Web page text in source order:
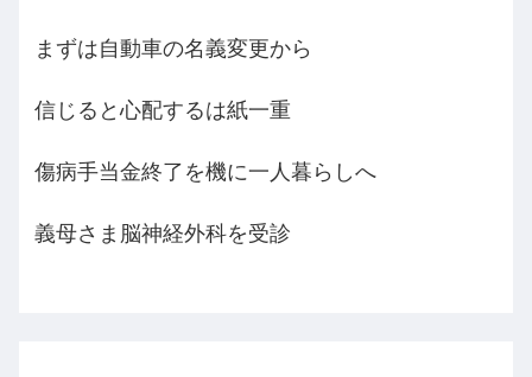
まずは自動車の名義変更から
信じると心配するは紙一重
傷病手当金終了を機に一人暮らしへ
義母さま脳神経外科を受診